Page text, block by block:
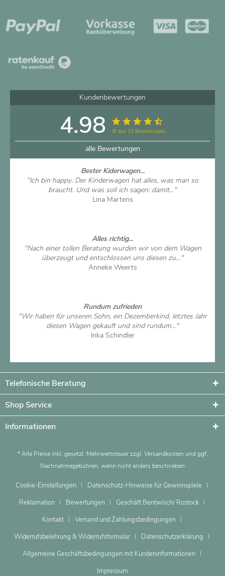
Kundenbewertungen
4.98 ∅ aus 31 Bewertungen
alle Bewertungen
Bester Kiderwagen...
"Ich bin happy. Der Kinderwagen hat alles, was man so
braucht. Und was soll ich sagen: damit..."
Lina Martens
Alles richtig...
"Nach einer tollen Beratung wurden wir von dem Wagen
überzeugt und entschlossen uns diesen zu..."
Anneke Weerts
Rundum zufrieden
"Wir haben für unseren Sohn, ein Dezemberkind, letztes Jahr
diesen Wagen gekauft und sind rundum..."
Inka Schindler
Telefonische Beratung
Shop Service
Informationen
* Alle Preise inkl. gesetzl. Mehrwertsteuer zzgl. Versandkosten und ggf.
Nachnahmegebühren, wenn nicht anders beschrieben
Cookie-Einstellungen
Datenschutz-Hinweise für Gewinnspiele
Reklamation
Bewertungen
Geschäft Bentwisch/ Rostock
Kontakt
Versand und Zahlungsbedingungen
Widerrufsbelehrung & Widerrufsformular
Datenschutzerklärung
Allgemeine Geschäftsbedingungen mit Kundeninformationen
Impressum